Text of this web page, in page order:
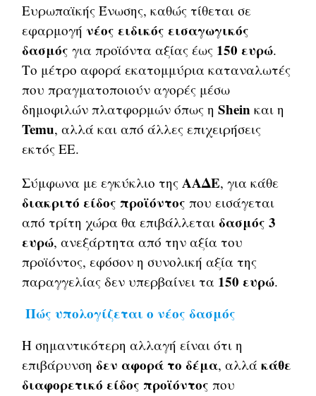
Ευρωπαϊκής Ένωσης, καθώς τίθεται σε
εφαρμογήνέος ειδικός εισαγωγικός
δασμός για προϊόντα αξίας έως 150 ευρώ.
Το μέτρο αφορά εκατομμύρια καταναλωτές
που πραγματοποιούν αγορές μέσω
δημοφιλών πλατφορμών όπως ηShein και η
Temu, αλλά και από άλλες επιχειρήσεις
εκτός ΕΕ.
Σύμφωνα με εγκύκλιο της ΑΑΔΕ, για κάθε
διακριτό είδος προϊόντος που εισάγεται
από τρίτη χώρα θα επιβάλλεταιδασμός 3
ευρώ, ανεξάρτητα από την αξία του
προϊόντος, εφόσον η συνολική αξία της
παραγγελίας δεν υπερβαίνει τα 150 ευρώ.
Πώς υπολογίζεται ο νέος δασμός
Η σημαντικότερη αλλαγή είναι ότι η
επιβάρυνσηδεν αφορά το δέμα, αλλάκάθε
διαφορετικό είδος προϊόντος που